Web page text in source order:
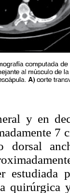
y en
7
dorsal
estudiada